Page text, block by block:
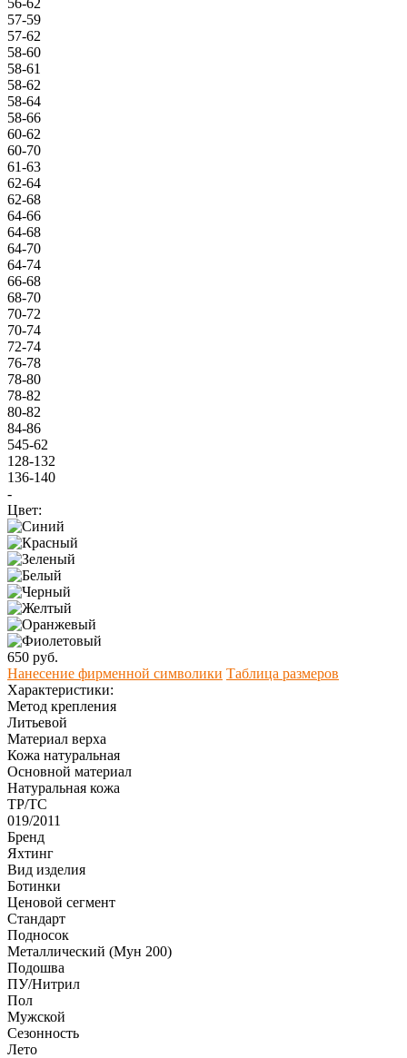
57-59
57-62
58-60
58-61
58-62
58-64
58-66
60-62
60-70
61-63
62-64
62-68
64-66
64-68
64-70
64-74
66-68
68-70
70-72
70-74
72-74
76-78
78-80
78-82
80-82
84-86
545-62
128-132
136-140
-
Цвет:
650 руб.
Нанесение фирменной символики Таблица размеров
Характеристики:
Метод крепления
Литьевой
Материал верха
Кожа натуральная
Оcновной материал
Натуральная кожа
ТР/ТС
019/2011
Бренд
Яхтинг
Вид изделия
Ботинки
Ценовой сегмент
Стандарт
Подносок
Металлический (Мун 200)
Подошва
ПУ/Нитрил
Пол
Мужской
Сезонность
Лето